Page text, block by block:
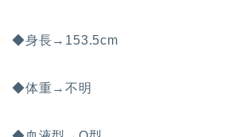
◆身長→153.5cm
◆体重→不明